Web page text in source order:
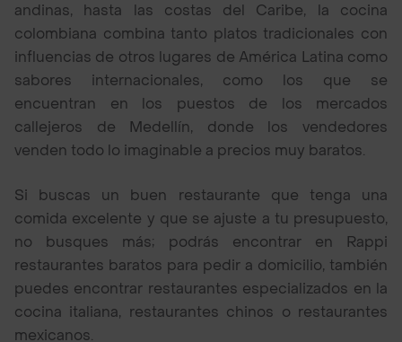
andinas, hasta las costas del Caribe, la cocina
colombiana combina tanto platos tradicionales con
influencias de otros lugares de América Latina como
sabores internacionales, como los que se
encuentran en los puestos de los mercados
callejeros de Medellín, donde los vendedores
venden todo lo imaginable a precios muy baratos.
Si buscas un buen restaurante que tenga una
comida excelente y que se ajuste a tu presupuesto,
no busques más; podrás encontrar en Rappi
restaurantes baratos para pedir a domicilio, también
puedes encontrar restaurantes especializados en la
cocina italiana, restaurantes chinos o restaurantes
mexicanos.